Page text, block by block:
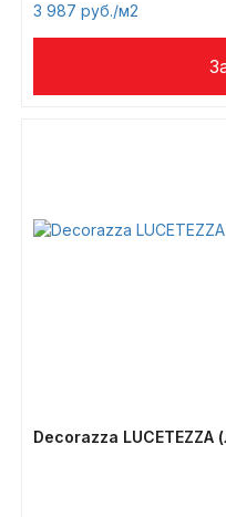
3 987 /м2
Decorazza LUCETEZZA